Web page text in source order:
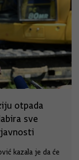
otpada
sve
kazala je da će